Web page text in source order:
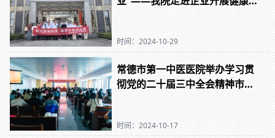
时间：2024-10-29
常德市第一中医医院举办学习贯
彻党的二十届三中全会精神市委
时间：2024-10-17